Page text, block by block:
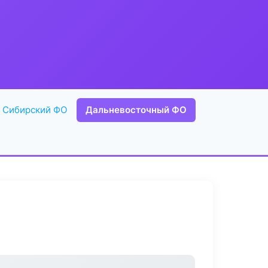
Сибирский ФО Дальневосточный ФО